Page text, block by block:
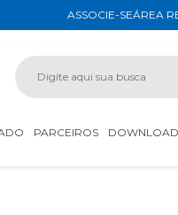
ASSOCIE-SEÁREA
PARCEIROS